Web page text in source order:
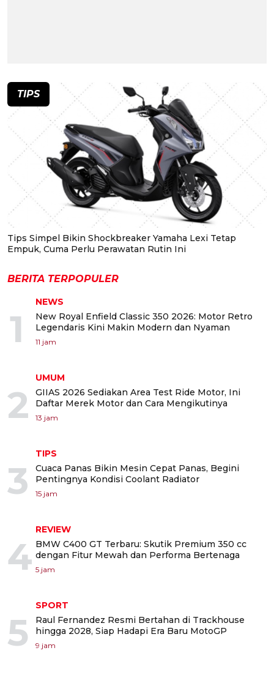
TIPS
Tips Simpel Bikin Shockbreaker Yamaha Lexi Tetap
Empuk, Cuma Perlu Perawatan Rutin Ini
BERITA TERPOPULER
1
NEWS
New Royal Enfield Classic 350 2026: Motor Retro
Legendaris Kini Makin Modern dan Nyaman
11 jam
2
UMUM
GIIAS 2026 Sediakan Area Test Ride Motor, Ini
Daftar Merek Motor dan Cara Mengikutinya
13 jam
3
TIPS
Cuaca Panas Bikin Mesin Cepat Panas, Begini
Pentingnya Kondisi Coolant Radiator
15 jam
4
REVIEW
BMW C400 GT Terbaru: Skutik Premium 350 cc
dengan Fitur Mewah dan Performa Bertenaga
5 jam
5
SPORT
Raul Fernandez Resmi Bertahan di Trackhouse
hingga 2028, Siap Hadapi Era Baru MotoGP
9 jam